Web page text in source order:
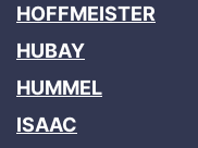
HOFFMEISTER
HUBAY
HUMMEL
ISAAC